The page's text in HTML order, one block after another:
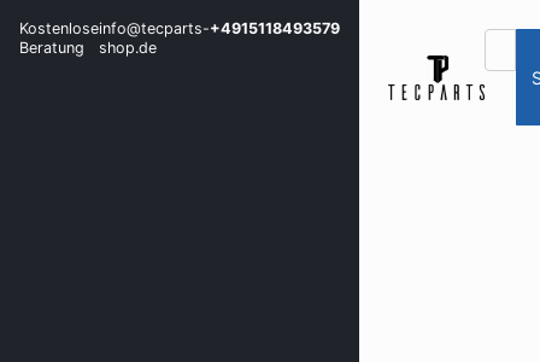
Kostenlose
Beratung
info@tecparts-
shop.de
+4915118493579